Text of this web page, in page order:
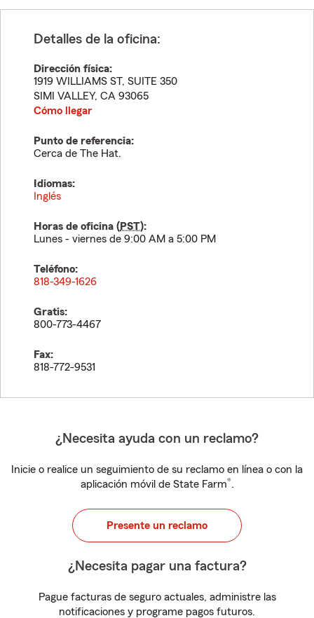
Detalles de la oficina:
Dirección física:
1919 WILLIAMS ST, SUITE 350
SIMI VALLEY, CA 93065
Cómo llegar
Punto de referencia:
Cerca de The Hat.
Idiomas:
Inglés
Horas de oficina (PST):
Lunes - viernes de 9:00 AM a 5:00 PM
Teléfono:
818-349-1626
Gratis:
800-773-4467
Fax:
818-772-9531
¿Necesita ayuda con un reclamo?
Inicie o realice un seguimiento de su reclamo en línea o con la
aplicación móvil de State Farm®.
Presente un reclamo
¿Necesita pagar una factura?
Pague facturas de seguro actuales, administre las
notificaciones y programe pagos futuros.